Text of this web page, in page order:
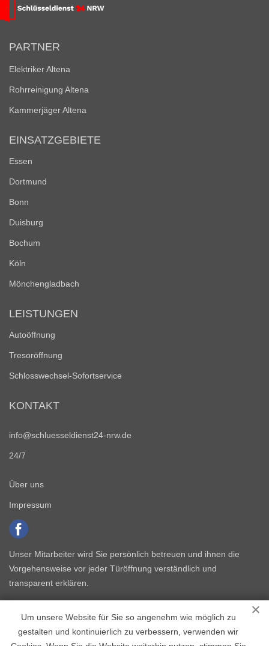
Um unsere Website für Sie so angenehm wie möglich zu
gestalten und kontinuierlich zu verbessern, verwenden wir
PARTNER
Elektriker Altena
Rohrreinigung Altena
Kammerjäger Altena
EINSATZGEBIETE
Essen
Dortmund
Bonn
Duisburg
Bochum
Köln
Mönchengladbach
LEISTUNGEN
Autoöffnung
Tresoröffnung
Schlosswechsel-Sofortservice
KONTAKT
info@schluesseldienst24-nrw.de
24/7
Über uns
Impressum
Unser Mitarbeiter wird Sie persönlich betreuen und ihnen die
Vorgehensweise vor jeder Türöffnung verständlich und
transparent erklären.